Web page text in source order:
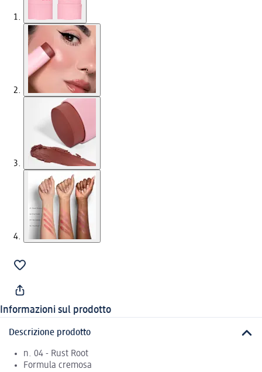
Informazioni sul prodotto
Descrizione prodotto
n. 04 - Rust Root
Formula cremosa